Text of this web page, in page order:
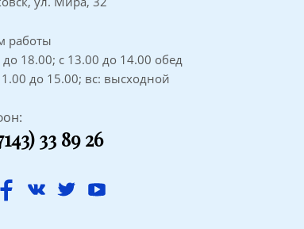
работы
до 18.00; с 13.00 до 14.00 обед
до 15.00; вс: высходной
33 89 26